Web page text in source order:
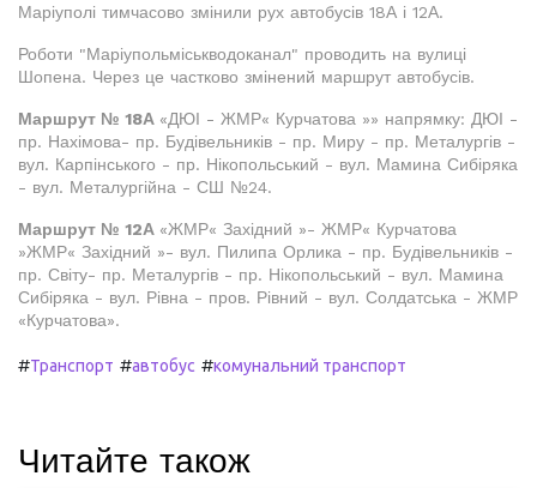
Маріуполі тимчасово змінили рух автобусів 18А і 12А.
Роботи "Маріупольміськводоканал" проводить на вулиці
Шопена. Через це частково змінений маршрут автобусів.
Маршрут № 18А «ДЮІ - ЖМР« Курчатова »» напрямку: ДЮІ -
пр. Нахімова- пр. Будівельників - пр. Миру - пр. Металургів -
вул. Карпінського - пр. Нікопольський - вул. Мамина Сибіряка
- вул. Металургійна - СШ №24.
Маршрут № 12А «ЖМР« Західний »- ЖМР« Курчатова
»ЖМР« Західний »- вул. Пилипа Орлика - пр. Будівельників -
пр. Світу- пр. Металургів - пр. Нікопольський - вул. Мамина
Сибіряка - вул. Рівна - пров. Рівний - вул. Солдатська - ЖМР
«Курчатова».
#Транспорт #автобус #комунальний транспорт
Читайте також